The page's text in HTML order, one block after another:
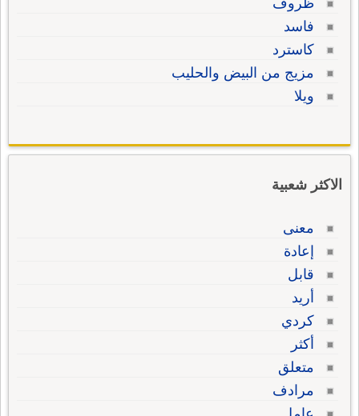
ظروف
فاسد
كاسترد
مزيج من البيض والحليب
ويلا
الاكثر شعبية
معنى
إعادة
قابل
أريد
كردي
أكثر
متعلق
مرادف